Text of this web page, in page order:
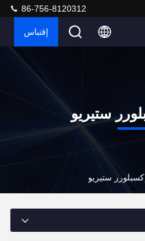
86-756-8120312
إقتباس
ستيريو
ستيريو